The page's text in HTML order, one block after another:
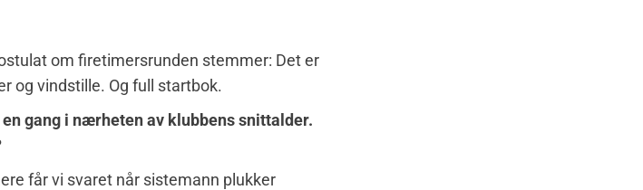
om firetimersrunden stemmer: Det er
og vindstille. Og full startbok.
gang i nærheten av klubbens snittalder.
får vi svaret når sistemann plukker